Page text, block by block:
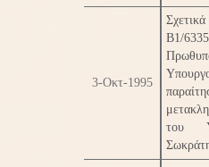
3-Οκτ-1995
Β1/
του